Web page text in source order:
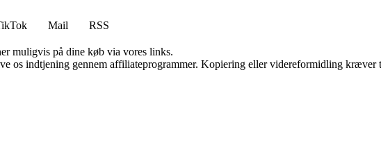
Mail
RSS
muligvis på dine køb via vores links.
os indtjening gennem affiliateprogrammer. Kopiering eller videreformidling kræver